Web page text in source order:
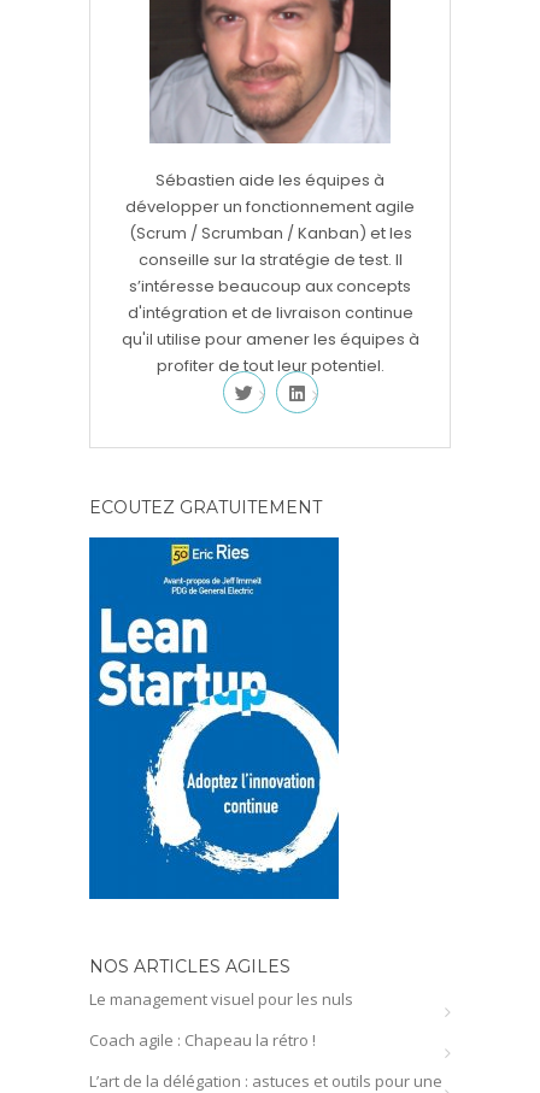
Sébastien aide les équipes à
développer un fonctionnement agile
(Scrum / Scrumban / Kanban) et les
conseille sur la stratégie de test. Il
s’intéresse beaucoup aux concepts
d'intégration et de livraison continue
qu'il utilise pour amener les équipes à
profiter de tout leur potentiel.
ECOUTEZ GRATUITEMENT
NOS ARTICLES AGILES
Le management visuel pour les nuls
Coach agile : Chapeau la rétro !
L’art de la délégation : astuces et outils pour une